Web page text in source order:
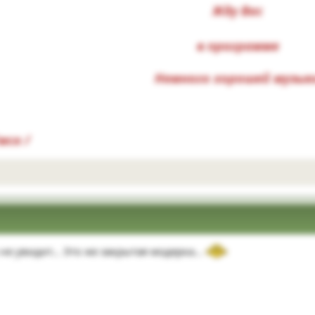
Жду Вас
в программе
Немного хорошей
/
не увидит… Это же закрытая модерка…